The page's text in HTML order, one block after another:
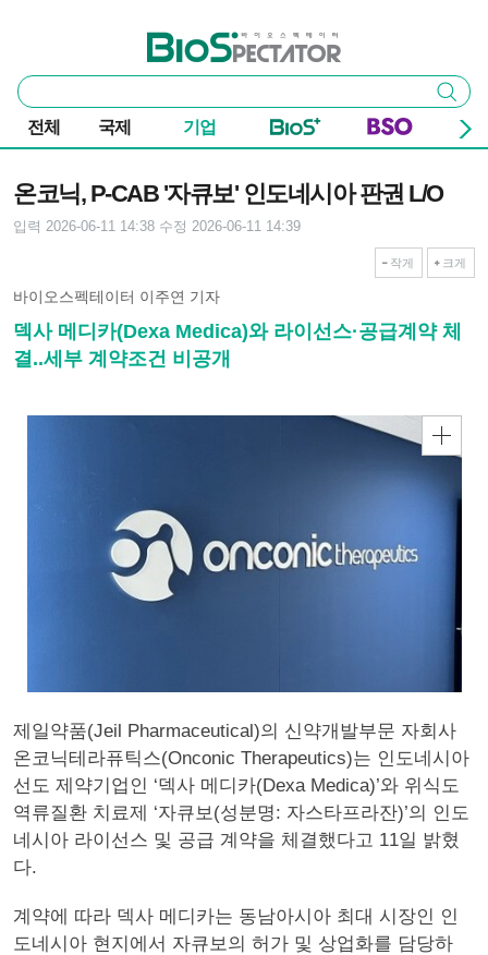
바이오스펙테이터
통
합
검
색
검색
전체 국제 기업
온코닉, P-CAB '자큐보' 인도네시아 판권 L/O
입력 2026-06-11 14:38 수정 2026-06-11 14:39
작게 크게
바이오스펙테이터 이주연 기자
덱사 메디카(Dexa Medica)와 라이선스·공급계약 체
결..세부 계약조건 비공개
제일약품(Jeil Pharmaceutical)의 신약개발부문 자회사
온코닉테라퓨틱스(Onconic Therapeutics)는 인도네시아
선도 제약기업인 ‘덱사 메디카(Dexa Medica)’와 위식도
역류질환 치료제 ‘자큐보(성분명: 자스타프라잔)’의 인도
네시아 라이선스 및 공급 계약을 체결했다고 11일 밝혔
다.
계약에 따라 덱사 메디카는 동남아시아 최대 시장인 인
도네시아 현지에서 자큐보의 허가 및 상업화를 담당하